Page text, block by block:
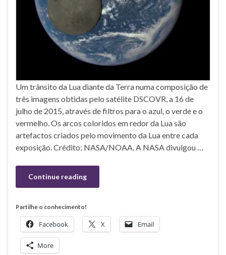
Um trânsito da Lua diante da Terra numa composição de
três imagens obtidas pelo satélite DSCOVR, a 16 de
julho de 2015, através de filtros para o azul, o verde e o
vermelho. Os arcos coloridos em redor da Lua são
artefactos criados pelo movimento da Lua entre cada
exposição. Crédito: NASA/NOAA. A NASA divulgou …
Continue reading
Partilhe o conhecimento!
Facebook X Email
More